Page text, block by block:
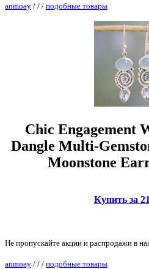
anmoay / / / подобные товары
Chic Engagement
Dangle Multi-
Moonstone
Купить за
Не пропускайте акции и распродажи в
anmoay / / / подобные товары